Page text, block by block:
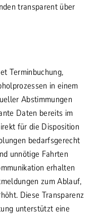
transparent über
Terminbuchung,
in einem
Abstimmungen
Daten bereits im
für die Disposition
bedarfsgerecht
unnötige Fahrten
erhalten
zum Ablauf,
Diese Transparenz
unterstützt eine